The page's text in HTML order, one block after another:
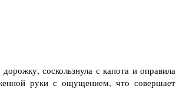
соскользнула с капота и оправила
руки с ощущением, что совершает